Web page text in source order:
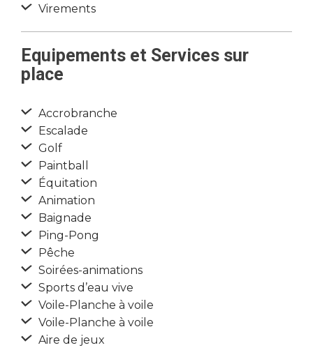
Virements
Equipements et Services sur
place
Accrobranche
Escalade
Golf
Paintball
Équitation
Animation
Baignade
Ping-Pong
Pêche
Soirées-animations
Sports d’eau vive
Voile-Planche à voile
Voile-Planche à voile
Aire de jeux